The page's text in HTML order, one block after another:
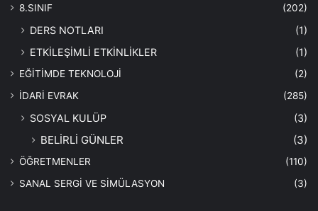
8.SINIF
(202)
DERS NOTLARI
(1)
ETKİLEŞİMLİ ETKİNLİKLER
(1)
EĞİTİMDE TEKNOLOJİ
(2)
İDARİ EVRAK
(285)
SOSYAL KULÜP (3)
BELİRLİ GÜNLER (3)
ÖĞRETMENLER
(110)
SANAL SERGİ VE SİMÜLASYON
(3)